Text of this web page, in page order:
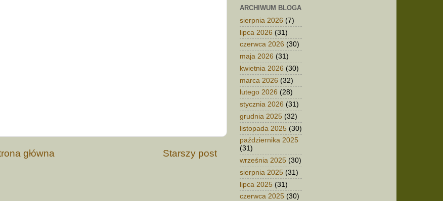
Starszy post
główna
ARCHIWUM BLOGA
sierpnia 2026 (7)
lipca 2026 (31)
czerwca 2026 (30)
maja 2026 (31)
kwietnia 2026 (30)
marca 2026 (32)
lutego 2026 (28)
stycznia 2026 (31)
grudnia 2025 (32)
listopada 2025 (30)
października 2025
(31)
września 2025 (30)
sierpnia 2025 (31)
lipca 2025 (31)
czerwca 2025 (30)